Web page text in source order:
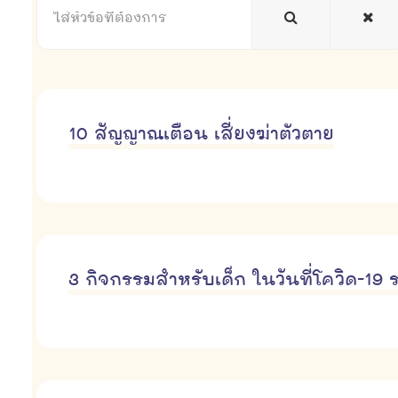
หัวข้อ
10 สัญญาณเตือน เสี่ยงฆ่าตัวตาย
3 กิจกรรมสำหรับเด็ก ในวันที่โควิด-19